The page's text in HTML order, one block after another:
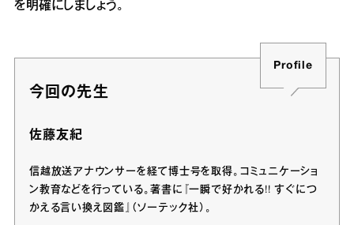
を明確にしましょう。
今回の先生
Profile
佐藤友紀
信越放送アナウンサーを経て博士号を取得。コミュニケーショ
ン教育などを行っている。著書に『一瞬で好かれる!! すぐにつ
かえる言い換え図鑑』（ソーテック社）。